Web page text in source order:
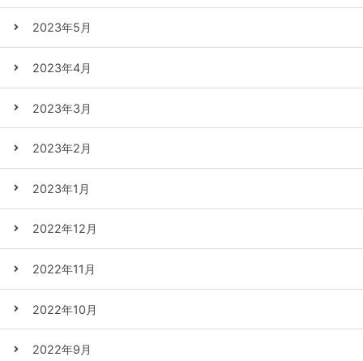
2023年5月
2023年4月
2023年3月
2023年2月
2023年1月
2022年12月
2022年11月
2022年10月
2022年9月